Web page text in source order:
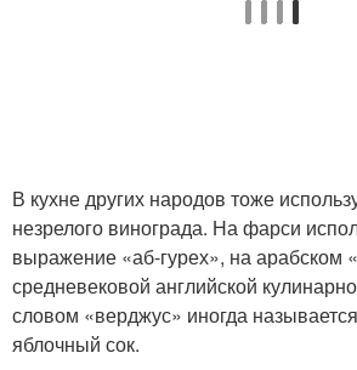
В кухне других народов тоже
незрелого винограда. На фарси
выражение «аб-гурех», на арабском
средневековой английской
словом «верджус» иногда
яблочный сок.